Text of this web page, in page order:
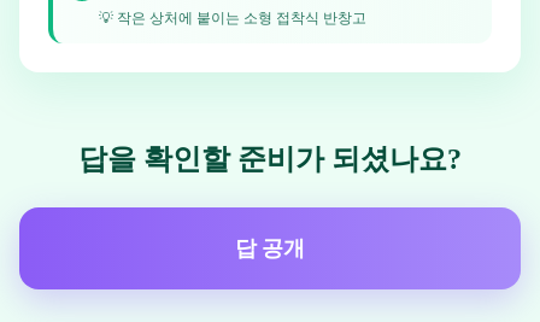
💡 작은 상처에 붙이는 소형 접착식 반창고
답을 확인할 준비가 되셨나요?
답 공개